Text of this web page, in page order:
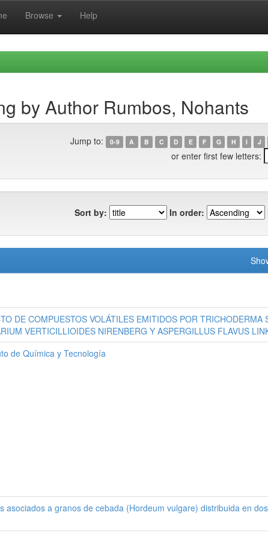
Browse Help
by Author Rumbos, Nohants
Jump to: 0-9 A B C D E F G H I J
or enter first few letters:
Sort by: In order:
DE COMPUESTOS VOLÁTILES EMITIDOS POR TRICHODERMA
VERTICILLIOIDES NIRENBERG Y ASPERGILLUS FLAVUS
de Química y Tecnología
asociados a granos de cebada (Hordeum vulgare) distribuida en